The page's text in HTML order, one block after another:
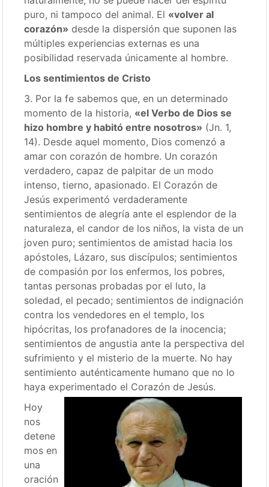
puro, ni tampoco del animal. El «volver al
corazón» desde la dispersión que suponen las
múltiples experiencias externas es una
posibilidad reservada únicamente al hombre.
Los sentimientos de Cristo
3. Por la fe sabemos que, en un determinado
momento de la historia, «el Verbo de Dios se
hizo hombre y habitó entre nosotros» (Jn. 1,
14). Desde aquel momento, Dios comenzó a
amar con corazón de hombre. Un corazón
verdadero, capaz de palpitar de un modo
intenso, tierno, apasionado. El Corazón de
Jesús experimentó verdaderamente
sentimientos de alegría ante el esplendor de la
naturaleza, el candor de los niños, la vista de un
joven puro; sentimientos de amistad hacia los
apóstoles, Lázaro, sus discípulos; sentimientos
de compasión por los enfermos, los pobres,
tantas personas probadas por el luto, la
soledad, el pecado; sentimientos de indignación
contra los vendedores en el templo, los
hipócritas, los profanadores de la inocencia;
sentimientos de angustia ante la perspectiva del
sufrimiento y el misterio de la muerte. No hay
sentimiento auténticamente humano que no lo
haya experimentado el Corazón de Jesús.
Hoy
nos
detene
mos en
una
oración